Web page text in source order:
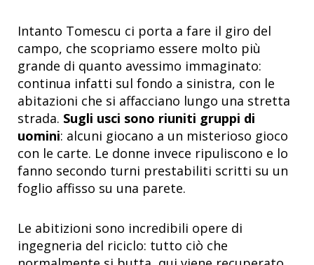
Intanto Tomescu ci porta a fare il giro del
campo, che scopriamo essere molto più
grande di quanto avessimo immaginato:
continua infatti sul fondo a sinistra, con le
abitazioni che si affacciano lungo una stretta
strada. Sugli usci sono riuniti gruppi di
uomini: alcuni giocano a un misterioso gioco
con le carte. Le donne invece ripuliscono e lo
fanno secondo turni prestabiliti scritti su un
foglio affisso su una parete.
Le abitizioni sono incredibili opere di
ingegneria del riciclo: tutto ciò che